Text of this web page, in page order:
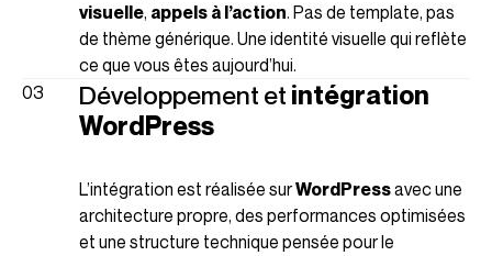
visuelle, appels à l’action. Pas de template, pas
de thème générique. Une identité visuelle qui reflète
ce que vous êtes aujourd’hui.
Développement et intégration
WordPress
L’intégration est réalisée surWordPressavec une
architecture propre, des performances optimisées
et une structure technique pensée pour le